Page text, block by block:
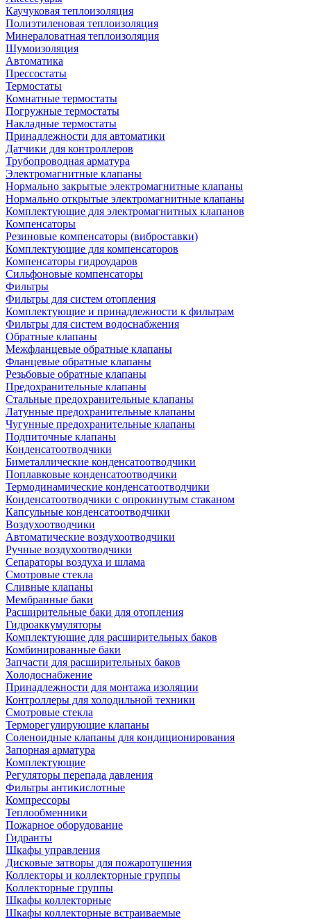
Каучуковая теплоизоляция
Полиэтиленовая теплоизоляция
Минераловатная теплоизоляция
Шумоизоляция
Автоматика
Прессостаты
Термостаты
Комнатные термостаты
Погружные термостаты
Накладные термостаты
Принадлежности для автоматики
Датчики для контроллеров
Трубопроводная арматура
Электромагнитные клапаны
Нормально закрытые электромагнитные клапаны
Нормально открытые электромагнитные клапаны
Комплектующие для электромагнитных клапанов
Компенсаторы
Резиновые компенсаторы (виброставки)
Комплектующие для компенсаторов
Компенсаторы гидроударов
Сильфоновые компенсаторы
Фильтры
Фильтры для систем отопления
Комплектующие и принадлежности к фильтрам
Фильтры для систем водоснабжения
Обратные клапаны
Межфланцевые обратные клапаны
Фланцевые обратные клапаны
Резьбовые обратные клапаны
Предохранительные клапаны
Стальные предохранительные клапаны
Латунные предохранительные клапаны
Чугунные предохранительные клапаны
Подпиточные клапаны
Конденсатоотводчики
Биметаллические конденсатоотводчики
Поплавковые конденсатоотводчики
Термодинамические конденсатоотводчики
Конденсатоотводчики с опрокинутым стаканом
Капсульные конденсатоотводчики
Воздухоотводчики
Автоматические воздухоотводчики
Ручные воздухоотводчики
Сепараторы воздуха и шлама
Смотровые стекла
Сливные клапаны
Мембранные баки
Расширительные баки для отопления
Гидроаккумуляторы
Комплектующие для расширительных баков
Комбинированные баки
Запчасти для расширительных баков
Холодоснабжение
Принадлежности для монтажа изоляции
Контроллеры для холодильной техники
Смотровые стекла
Терморегулирующие клапаны
Соленоидные клапаны для кондиционирования
Запорная арматура
Комплектующие
Регуляторы перепада давления
Фильтры антикислотные
Компрессоры
Теплообменники
Пожарное оборудование
Гидранты
Шкафы управления
Дисковые затворы для пожаротушения
Коллекторы и коллекторные группы
Коллекторные группы
Шкафы коллекторные
Шкафы коллекторные встраиваемые